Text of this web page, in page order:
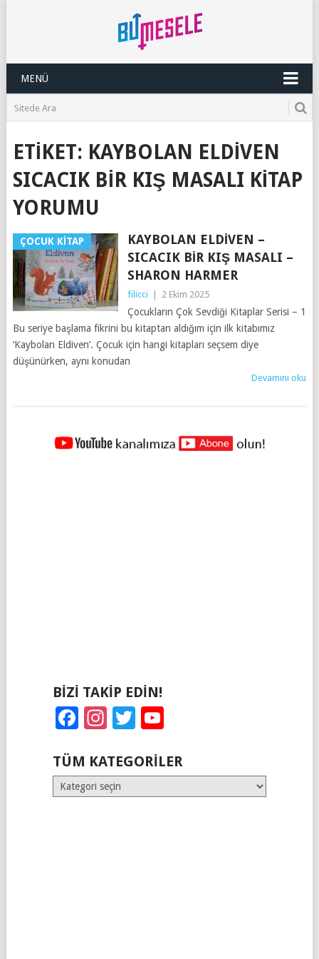
MENÜ
ETIKET: KAYBOLAN ELDIVEN
SICACIK BIR KIŞ MASALI KITAP
YORUMU
ÇOCUK KITAP
KAYBOLAN ELDIVEN –
SICACIK BIR KIŞ MASALI –
SHARON HARMER
filicci 2 Ekim 2025
Çocukların Çok Sevdiği Kitaplar Serisi – 1
Bu seriye başlama fikrini bu kitaptan aldığım için ilk kitabımız
‘Kaybolan Eldiven’. Çocuk için hangi kitapları seçsem diye
düşünürken, aynı konudan
Devamını oku
YAZILAR
BIZI TAKIP EDIN!
Facebook
Instagram
Twitter
TÜM KATEGORILER
Tüm
Kategoriler